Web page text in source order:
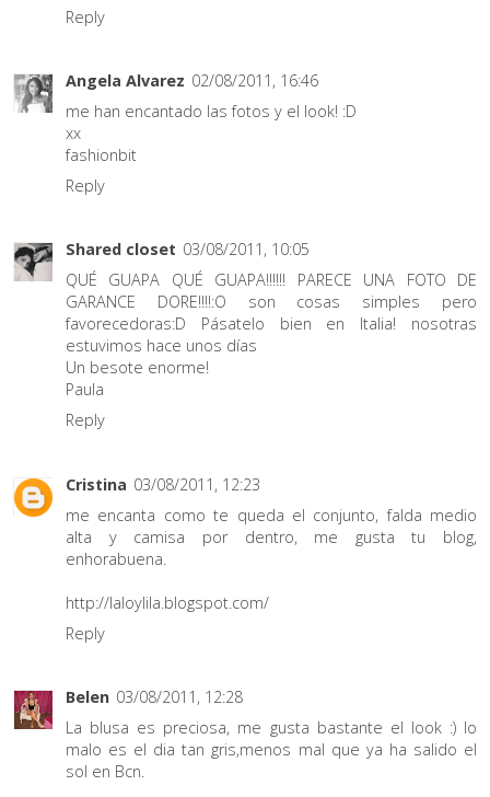
Reply
Angela Alvarez 02/08/2011, 16:46
me han encantado las fotos y el look! :D
xx
fashionbit
Reply
Shared closet 03/08/2011, 10:05
QUÉ GUAPA QUÉ GUAPA!!!!!! PARECE UNA FOTO DE
GARANCE DORE!!!!:O son cosas simples pero
favorecedoras:D Pásatelo bien en Italia! nosotras
estuvimos hace unos días
Un besote enorme!
Paula
Reply
Cristina 03/08/2011, 12:23
me encanta como te queda el conjunto, falda medio
alta y camisa por dentro, me gusta tu blog,
enhorabuena.
http://laloylila.blogspot.com/
Reply
Belen 03/08/2011, 12:28
La blusa es preciosa, me gusta bastante el look :) lo
malo es el dia tan gris,menos mal que ya ha salido el
sol en Bcn.